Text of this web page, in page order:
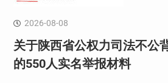
2026-08-08
关于陕西省公权力司法不公
的550人实名举报材料